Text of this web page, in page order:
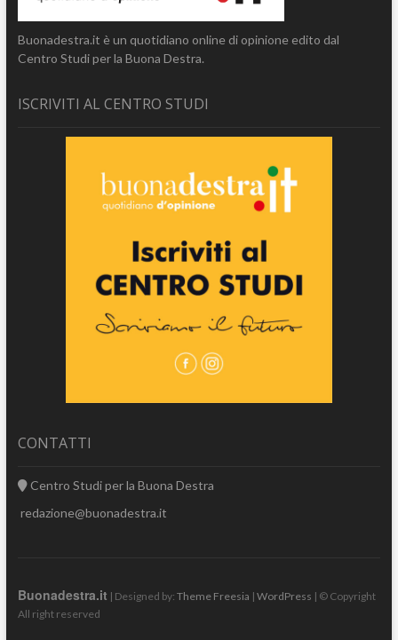
Buonadestra.it è un quotidiano online di opinione edito dal
Centro Studi per la Buona Destra.
ISCRIVITI AL CENTRO STUDI
CONTATTI
Centro Studi per la Buona Destra
redazione@buonadestra.it
Buonadestra.it | Designed by: Theme Freesia | WordPress | © Copyright
All right reserved